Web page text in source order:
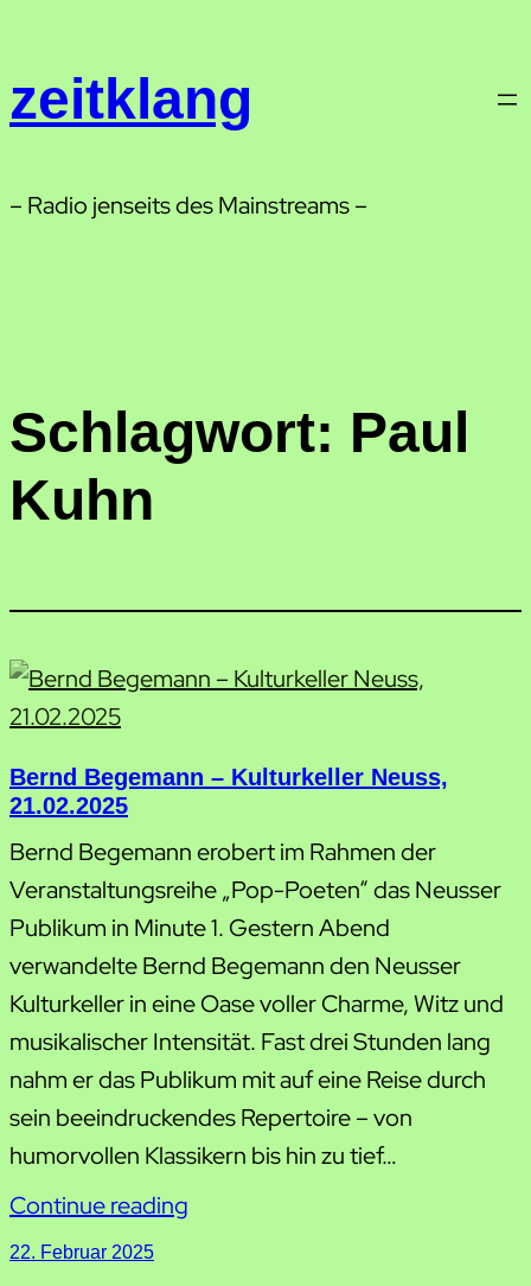
springen
zeitklang
– Radio jenseits des Mainstreams –
Schlagwort: Paul
Kuhn
Bernd Begemann – Kulturkeller Neuss,
21.02.2025
Bernd Begemann erobert im Rahmen der
Veranstaltungsreihe „Pop-Poeten“ das Neusser
Publikum in Minute 1. Gestern Abend
verwandelte Bernd Begemann den Neusser
Kulturkeller in eine Oase voller Charme, Witz und
musikalischer Intensität. Fast drei Stunden lang
nahm er das Publikum mit auf eine Reise durch
sein beeindruckendes Repertoire – von
humorvollen Klassikern bis hin zu tief…
Continue reading
22. Februar 2025